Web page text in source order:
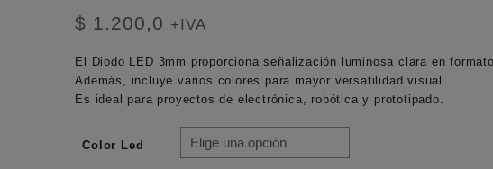
$ 1.200,0 +IVA
El Diodo LED 3mm proporciona señalización luminosa clara en
Además, incluye varios colores para mayor versatilidad visual.
Es ideal para proyectos de electrónica, robótica y prototipado.
Color Led